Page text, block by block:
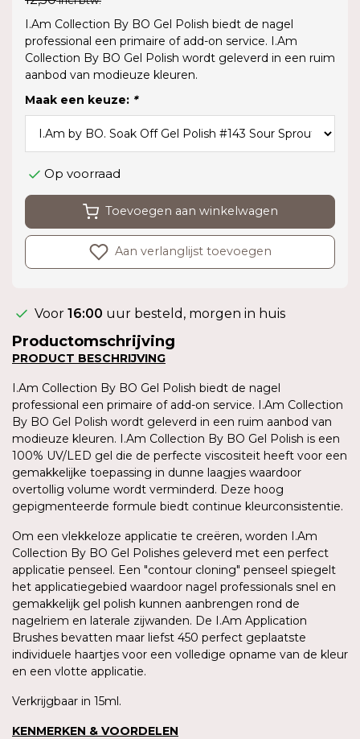
I.Am Collection By BO Gel Polish biedt de nagel
professional een primaire of add-on service. I.Am
Collection By BO Gel Polish wordt geleverd in een ruim
aanbod van modieuze kleuren.
Maak een keuze: *
Op voorraad
Toevoegen aan winkelwagen
Aan verlanglijst toevoegen
Voor 16:00 uur besteld, morgen in huis
Productomschrijving
PRODUCT BESCHRIJVING
I.Am Collection By BO Gel Polish biedt de nagel
professional een primaire of add-on service. I.Am Collection
By BO Gel Polish wordt geleverd in een ruim aanbod van
modieuze kleuren. I.Am Collection By BO Gel Polish is een
100% UV/LED gel die de perfecte viscositeit heeft voor een
gemakkelijke toepassing in dunne laagjes waardoor
overtollig volume wordt verminderd. Deze hoog
gepigmenteerde formule biedt continue kleurconsistentie.
Om een vlekkeloze applicatie te creëren, worden I.Am
Collection By BO Gel Polishes geleverd met een perfect
applicatie penseel. Een "contour cloning" penseel spiegelt
het applicatiegebied waardoor nagel professionals snel en
gemakkelijk gel polish kunnen aanbrengen rond de
nagelriem en laterale zijwanden. De I.Am Application
Brushes bevatten maar liefst 450 perfect geplaatste
individuele haartjes voor een volledige opname van de kleur
en een vlotte applicatie.
Verkrijgbaar in 15ml.
KENMERKEN & VOORDELEN